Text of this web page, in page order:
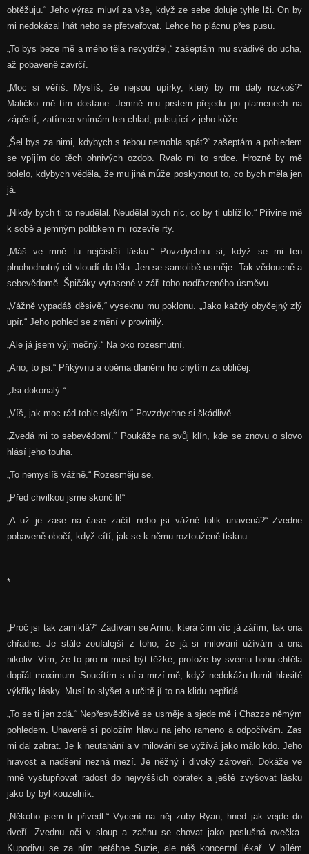
obtěžuju.“ Jeho výraz mluví za vše, když ze sebe doluje tyhle lži. On by
mi nedokázal lhát nebo se přetvařovat. Lehce ho plácnu přes pusu.
„To bys beze mě a mého těla nevydržel,“ zašeptám mu svádivě do ucha,
až pobaveně zavrčí.
„Moc si věříš. Myslíš, že nejsou upírky, který by mi daly rozkoš?“
Maličko mě tím dostane. Jemně mu prstem přejedu po plamenech na
zápěstí, zatímco vnímám ten chlad, pulsující z jeho kůže.
„Šel bys za nimi, kdybych s tebou nemohla spát?“ zašeptám a pohledem
se vpíjím do těch ohnivých ozdob. Rvalo mi to srdce. Hrozně by mě
bolelo, kdybych věděla, že mu jiná může poskytnout to, co bych měla jen
já.
„Nikdy bych ti to neudělal. Neudělal bych nic, co by ti ublížilo.“ Přivine mě
k sobě a jemným polibkem mi rozevře rty.
„Máš ve mně tu nejčistší lásku.“ Povzdychnu si, když se mi ten
plnohodnotný cit vloudí do těla. Jen se samolibě usměje. Tak vědoucně a
sebevědomě. Špičáky vytasené v záři toho nadřazeného úsměvu.
„Vážně vypadáš děsivě,“ vyseknu mu poklonu. „Jako každý obyčejný zlý
upír.“ Jeho pohled se změní v provinilý.
„Ale já jsem výjimečný.“ Na oko rozesmutní.
„Ano, to jsi.“ Přikývnu a oběma dlaněmi ho chytím za obličej.
„Jsi dokonalý.“
„Víš, jak moc rád tohle slyším.“ Povzdychne si škádlivě.
„Zvedá mi to sebevědomí.“ Poukáže na svůj klín, kde se znovu o slovo
hlásí jeho touha.
„To nemyslíš vážně.“ Rozesměju se.
„Před chvilkou jsme skončili!“
„A už je zase na čase začít nebo jsi vážně tolik unavená?“ Zvedne
pobaveně obočí, když cítí, jak se k němu roztouženě tisknu.
*
„Proč jsi tak zamlklá?“ Zadívám se Annu, která čím víc já zářím, tak ona
chřadne. Je stále zoufalejší z toho, že já si milování užívám a ona
nikoliv. Vím, že to pro ni musí být těžké, protože by svému bohu chtěla
dopřát maximum. Soucítím s ní a mrzí mě, když nedokážu tlumit hlasité
výkřiky lásky. Musí to slyšet a určitě jí to na klidu nepřidá.
„To se ti jen zdá.“ Nepřesvědčivě se usměje a sjede mě i Chazze němým
pohledem. Unaveně si položím hlavu na jeho rameno a odpočívám. Zas
mi dal zabrat. Je k neutahání a v milování se vyžívá jako málo kdo. Jeho
hravost a nadšení nezná mezí. Je něžný i divoký zároveň. Dokáže ve
mně vystupňovat radost do nejvyšších obrátek a ještě zvyšovat lásku
jako by byl kouzelník.
„Někoho jsem ti přivedl.“ Vycení na něj zuby Ryan, hned jak vejde do
dveří. Zvednu oči v sloup a začnu se chovat jako poslušná ovečka.
Kupodivu se za ním netáhne Suzie, ale náš koncertní lékař. V bílém